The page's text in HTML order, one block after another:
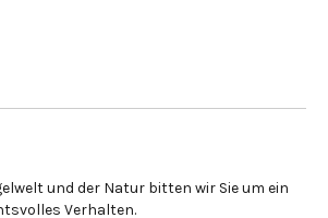
und der Natur bitten wir Sie um ein
Verhalten.